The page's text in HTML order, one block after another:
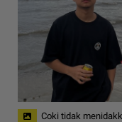
Coki tidak